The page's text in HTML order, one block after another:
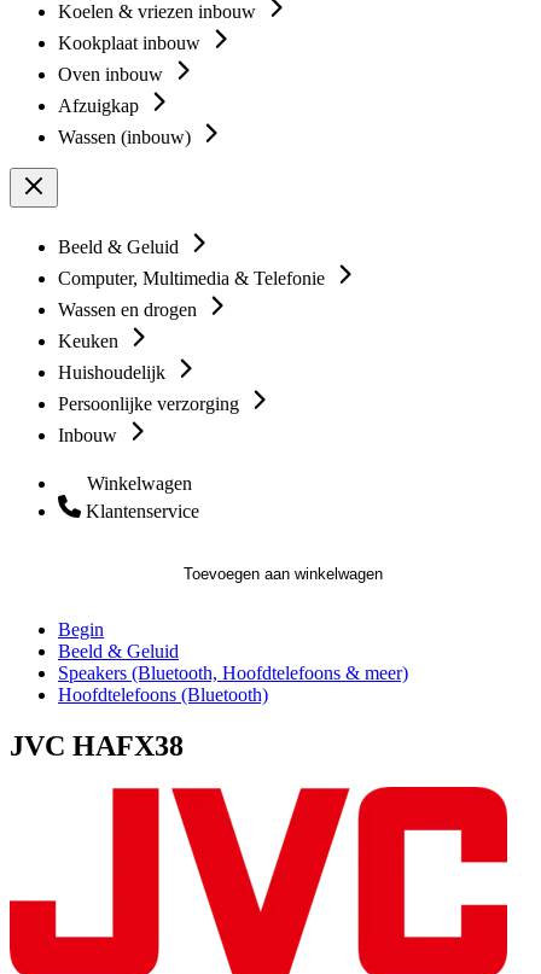
Koelen & vriezen inbouw
Kookplaat inbouw
Oven inbouw
Afzuigkap
Wassen (inbouw)
Beeld & Geluid
Computer, Multimedia & Telefonie
Wassen en drogen
Keuken
Huishoudelijk
Persoonlijke verzorging
Inbouw
Winkelwagen
Klantenservice
Toevoegen aan winkelwagen
Begin
Beeld & Geluid
Speakers (Bluetooth, Hoofdtelefoons & meer)
Hoofdtelefoons (Bluetooth)
JVC HAFX38